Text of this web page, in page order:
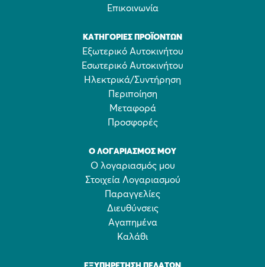
Επικοινωνία
ΚΑΤΗΓΟΡΊΕΣ ΠΡΟΪΌΝΤΩΝ
Εξωτερικό Αυτοκινήτου
Εσωτερικό Αυτοκινήτου
Ηλεκτρικά/Συντήρηση
Περιποίηση
Μεταφορά
Προσφορές
Ο ΛΟΓΑΡΙΑΣΜΌΣ ΜΟΥ
Ο λογαριασμός μου
Στοιχεία Λογαριασμού
Παραγγελίες
Διευθύνσεις
Αγαπημένα
Καλάθι